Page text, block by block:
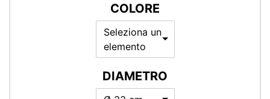
COLORE
Seleziona un
elemento
DIAMETRO